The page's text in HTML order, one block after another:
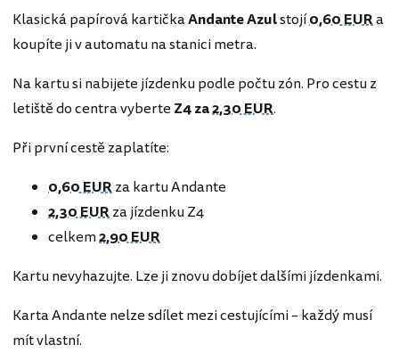
Klasická papírová kartičkaAndante Azulstojí0,60 EURa
koupíte ji v automatu na stanici metra.
Na kartu si nabijete jízdenku podle počtu zón. Pro cestu z
letiště do centra vyberte Z4 za2,30 EUR.
Při první cestě zaplatíte:
0,60 EURza kartu Andante
2,30 EURza jízdenku Z4
celkem2,90 EUR
Kartu nevyhazujte. Lze ji znovu dobíjet dalšími jízdenkami.
Karta Andante nelze sdílet mezi cestujícími – každý musí
mít vlastní.